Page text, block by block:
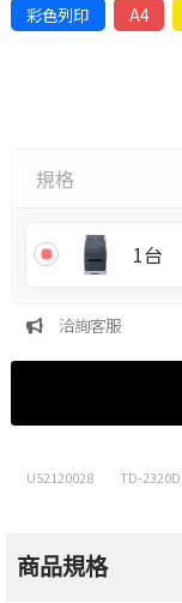
彩色列印 A4
規格
1台
洽詢客服
U52120028 TD-2320D
商品規格